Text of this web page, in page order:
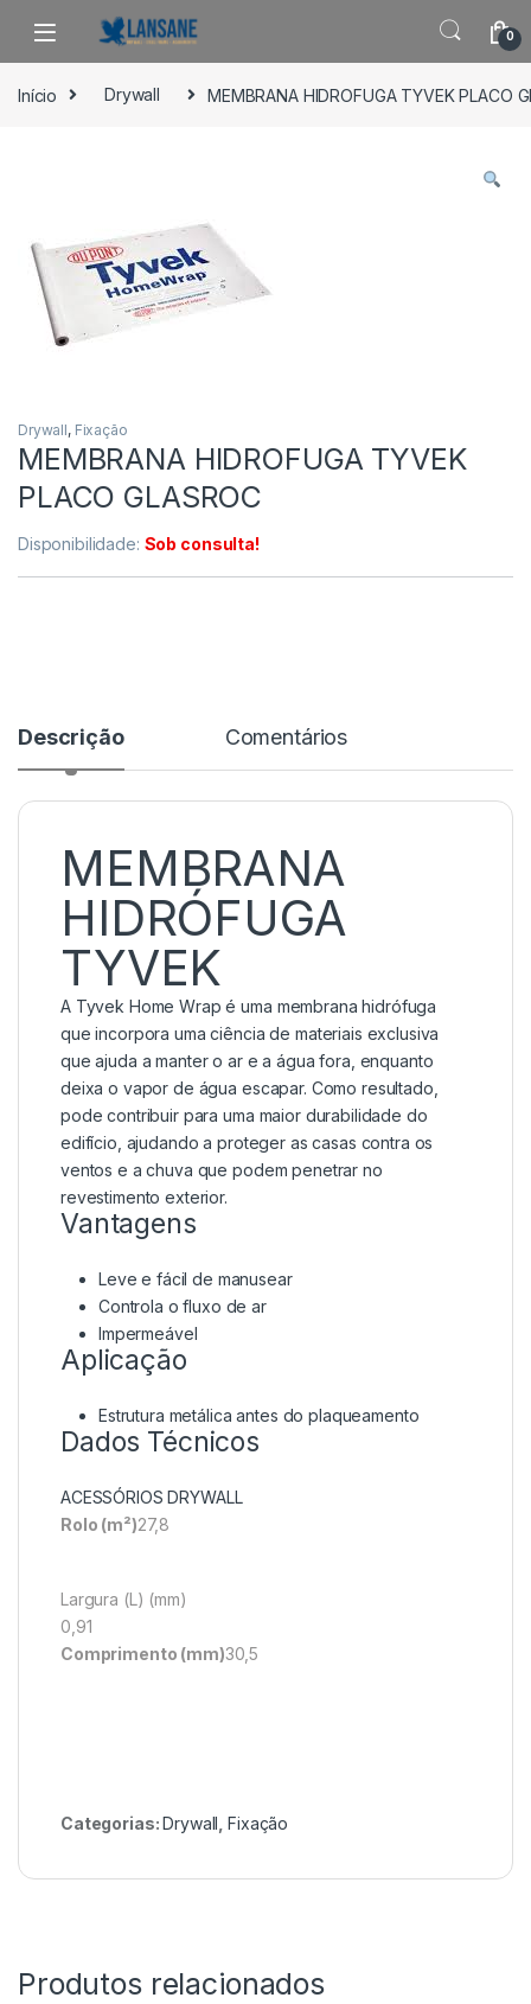
Saltar para navegação
Pular para o conteúdo
0
Início Drywall MEMBRANA HIDROFUGA TYVEK PLACO
Drywall, Fixação
MEMBRANA HIDROFUGA TYVEK
PLACO GLASROC
Disponibilidade: Sob consulta!
Descrição Comentários
MEMBRANA
HIDRÓFUGA
TYVEK
A Tyvek Home Wrap é uma membrana hidrófuga
que incorpora uma ciência de materiais exclusiva
que ajuda a manter o ar e a água fora, enquanto
deixa o vapor de água escapar. Como resultado,
pode contribuir para uma maior durabilidade do
edifício, ajudando a proteger as casas contra os
ventos e a chuva que podem penetrar no
revestimento exterior.
Vantagens
Leve e fácil de manusear​
Controla o fluxo de ar​
Impermeável
Aplicação
Estrutura metálica antes do plaqueamento​
Dados Técnicos
ACESSÓRIOS DRYWALL
Rolo (m²)27,8
Largura (L) (mm)
0,91
Comprimento (mm)30,5
Categorias:Drywall ,Fixação
Produtos relacionados